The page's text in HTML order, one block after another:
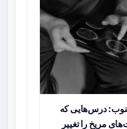
جنوب: درس‌هایی که
مریخ را تغییر